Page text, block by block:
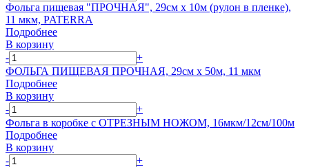
Фольга пищевая "ПРОЧНАЯ", 29см х 10м (рулон в пленке),
11 мкм, PATERRA
Подробнее
В корзину
-
+
ФОЛЬГА ПИЩЕВАЯ ПРОЧНАЯ, 29см х 50м, 11 мкм
Подробнее
В корзину
-
+
Фольга в коробке с ОТРЕЗНЫМ НОЖОМ, 16мкм/12см/100м
Подробнее
В корзину
-
+